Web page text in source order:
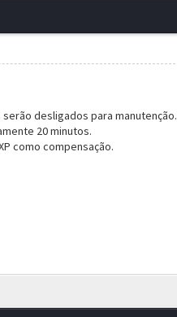
desligados para manutenção.
20 minutos.
como compensação.